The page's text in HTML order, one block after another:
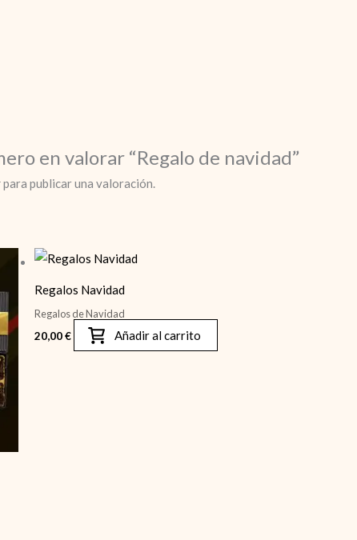
en valorar “Regalo de navidad”
para publicar una valoración.
Regalos Navidad
Regalos de Navidad
20,00€ Añadir al carrito